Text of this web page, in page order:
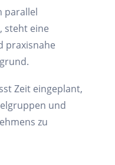
parallel
steht eine
praxisnahe
Zeit eingeplant,
und
zu